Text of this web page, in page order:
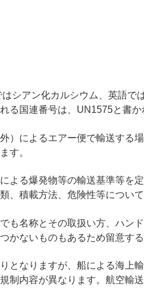
シアン化カルシウム、英語で
る国連番号は、UN1575と書
）によるエアー便で輸送する
す。
よる爆発物等の輸送基準等を
、積載方法、危険性等につい
も名称とその取扱い方、ハン
かないものもあるため留意す
となりますが、船による海上
制内容が異なります。航空輸